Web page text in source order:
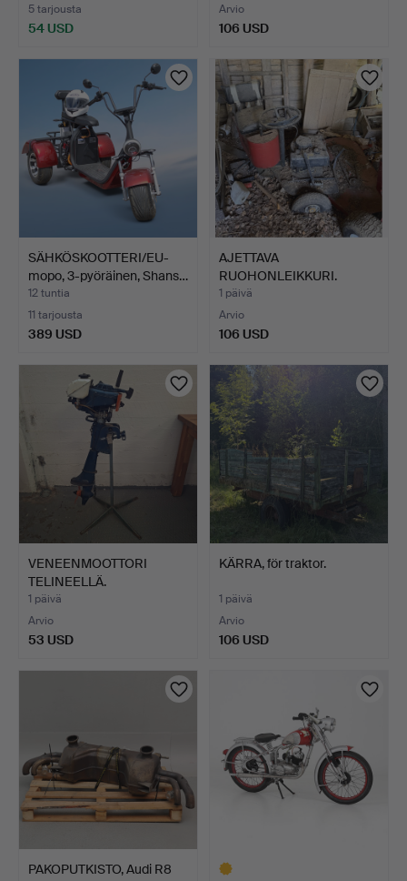
5 tarjousta
54 USD
Arvio
106 USD
SÄHKÖSKOOTTERI/EU-
mopo, 3-pyöräinen, Shans…
12 tuntia
11 tarjousta
389 USD
AJETTAVA
RUOHONLEIKKURI.
1 päivä
Arvio
106 USD
VENEENMOOTTORI
TELINEELLÄ.
1 päivä
Arvio
53 USD
KÄRRA, för traktor.
1 päivä
Arvio
106 USD
PAKOPUTKISTO, Audi R8